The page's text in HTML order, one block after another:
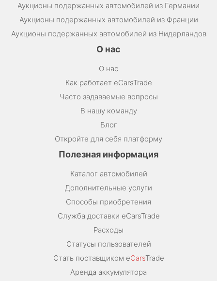
Аукционы подержанных автомобилей из Германии
Аукционы подержанных автомобилей из Франции
Аукционы подержанных автомобилей из Нидерландов
О нас
О нас
Как работает eCarsTrade
Часто задаваемые вопросы
В нашу команду
Блог
Откройте для себя платформу
Полезная информация
Каталог автомобилей
Дополнительные услуги
Способы приобретения
Служба доставки eCarsTrade
Расходы
Статусы пользователей
Стать поставщиком eCarsTrade
Аренда аккумулятора